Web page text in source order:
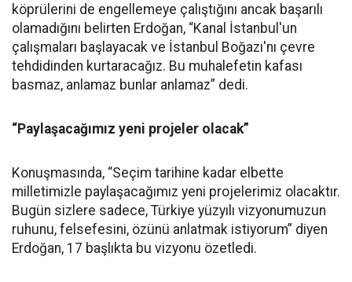
köprülerini de engellemeye çalıştığını ancak başarılı
olamadığını belirten Erdoğan, “Kanal İstanbul'un
çalışmaları başlayacak ve İstanbul Boğazı'nı çevre
tehdidinden kurtaracağız. Bu muhalefetin kafası
basmaz, anlamaz bunlar anlamaz” dedi.
“Paylaşacağımız yeni projeler olacak”
Konuşmasında, “Seçim tarihine kadar elbette
milletimizle paylaşacağımız yeni projelerimiz olacaktır.
Bugün sizlere sadece, Türkiye yüzyılı vizyonumuzun
ruhunu, felsefesini, özünü anlatmak istiyorum” diyen
Erdoğan, 17 başlıkta bu vizyonu özetledi.